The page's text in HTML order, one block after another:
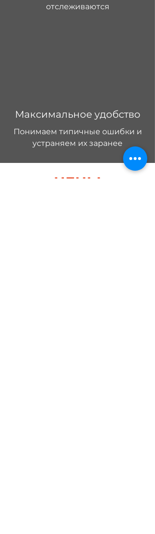
отслеживаются
Максимальное удобство
Понимаем типичные ошибки и
устраняем их заранее
ЦЕНЫ